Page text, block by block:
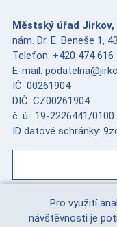
Městský úřad Jirkov,
nám. Dr. E. Beneše 1,
Telefon: +420 474 616
E-mail:
IČ: 00261904
DIČ: CZ00261904
č. ú.: 19-2226441/0100
ID datové schránky:
Pro využití
návštěvnosti je